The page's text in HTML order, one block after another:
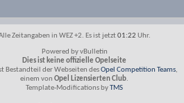
Zeitangaben in WEZ +2. Es ist jetzt01:22 Uhr.
Powered by vBulletin
Dies ist keine offizielle Opelseite
Bestandteil der Webseiten desOpel Competition Teams,
einem von Opel Lizensierten Club.
Template-Modifications byTMS